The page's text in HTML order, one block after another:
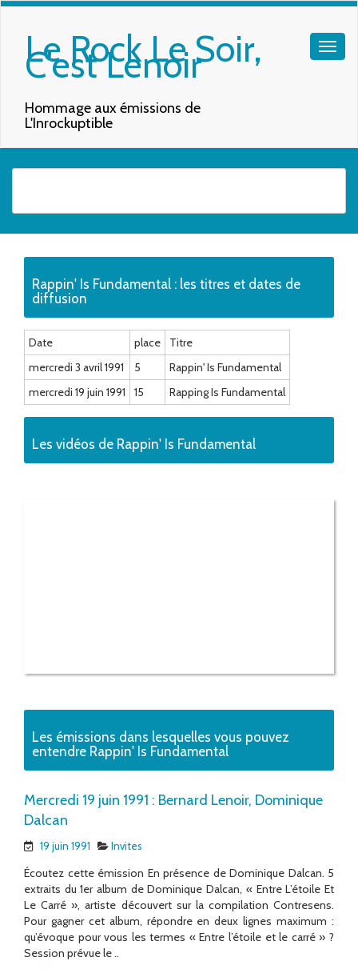
Le Rock Le Soir,
C'est Lenoir
Hommage aux émissions de
L'Inrockuptible
Rappin' Is Fundamental : les titres et dates de
diffusion
Date place
Titre
mercredi 3 avril 1991
5
Rappin' Is Fundamental
mercredi 19 juin 1991
15 Rapping Is Fundamental
Les vidéos de Rappin' Is Fundamental
Les émissions dans lesquelles vous pouvez
entendre Rappin' Is Fundamental
Mercredi 19 juin 1991 : Bernard Lenoir, Dominique
Dalcan
19 juin 1991 Invites
Écoutez cette émission En présence de Dominique Dalcan. 5
extraits du 1er album de Dominique Dalcan, « Entre L’étoile Et
Le Carré », artiste découvert sur la compilation Contresens.
Pour gagner cet album, répondre en deux lignes maximum :
qu’évoque pour vous les termes « Entre l’étoile et le carré » ?
Session prévue le ..